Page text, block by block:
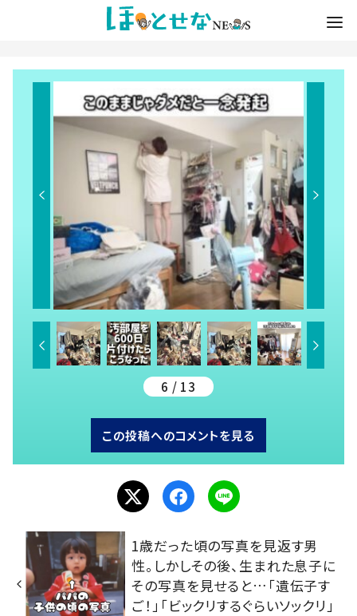
6 / 13
この投稿へのコメントを見る
1歳だった頃の写真を見返す男
性。しかしその後、生まれた息子に
その写真を見せると…「遺伝子す
ご！」「ビックリするぐらいソックリ」